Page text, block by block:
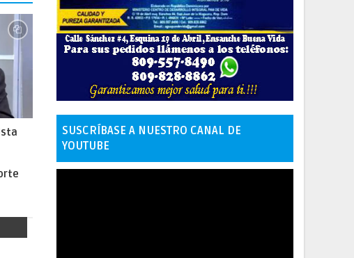
SUSCRÍBASE A NUESTRO CANAL DE
YOUTUBE